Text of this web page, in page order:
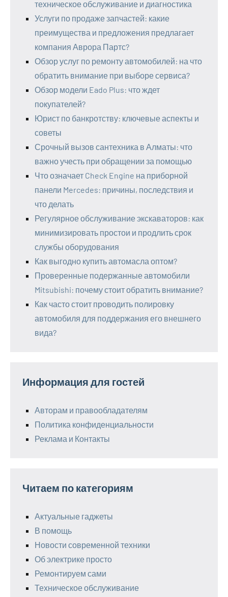
техническое обслуживание и диагностика
Услуги по продаже запчастей: какие
преимущества и предложения предлагает
компания Аврора Партс?
Обзор услуг по ремонту автомобилей: на что
обратить внимание при выборе сервиса?
Обзор модели Eado Plus: что ждет
покупателей?
Юрист по банкротству: ключевые аспекты и
советы
Срочный вызов сантехника в Алматы: что
важно учесть при обращении за помощью
Что означает Check Engine на приборной
панели Mercedes: причины, последствия и
что делать
Регулярное обслуживание экскаваторов: как
минимизировать простои и продлить срок
службы оборудования
Как выгодно купить автомасла оптом?
Проверенные подержанные автомобили
Mitsubishi: почему стоит обратить внимание?
Как часто стоит проводить полировку
автомобиля для поддержания его внешнего
вида?
Информация для гостей
Авторам и правообладателям
Политика конфиденциальности
Реклама и Контакты
Читаем по категориям
Актуальные гаджеты
В помощь
Новости современной техники
Об электрике просто
Ремонтируем сами
Техническое обслуживание